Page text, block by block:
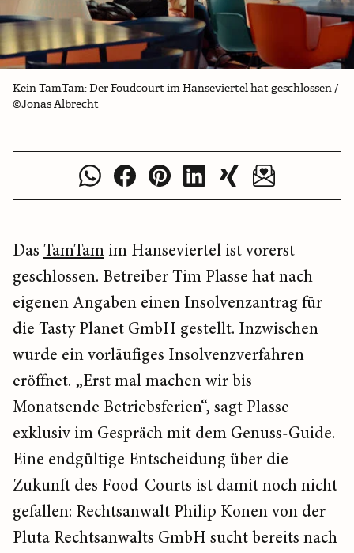
Kein TamTam: Der Foudcourt im Hanseviertel hat geschlossen /
©Jonas Albrecht
Das TamTam im Hanseviertel ist vorerst
geschlossen. Betreiber Tim Plasse hat nach
eigenen Angaben einen Insolvenzantrag für
die Tasty Planet GmbH gestellt. Inzwischen
wurde ein vorläufiges Insolvenzverfahren
eröffnet. „Erst mal machen wir bis
Monatsende Betriebsferien“, sagt Plasse
exklusiv im Gespräch mit dem Genuss-Guide.
Eine endgültige Entscheidung über die
Zukunft des Food-Courts ist damit noch nicht
gefallen: Rechtsanwalt Philip Konen von der
Pluta Rechtsanwalts GmbH sucht bereits nach